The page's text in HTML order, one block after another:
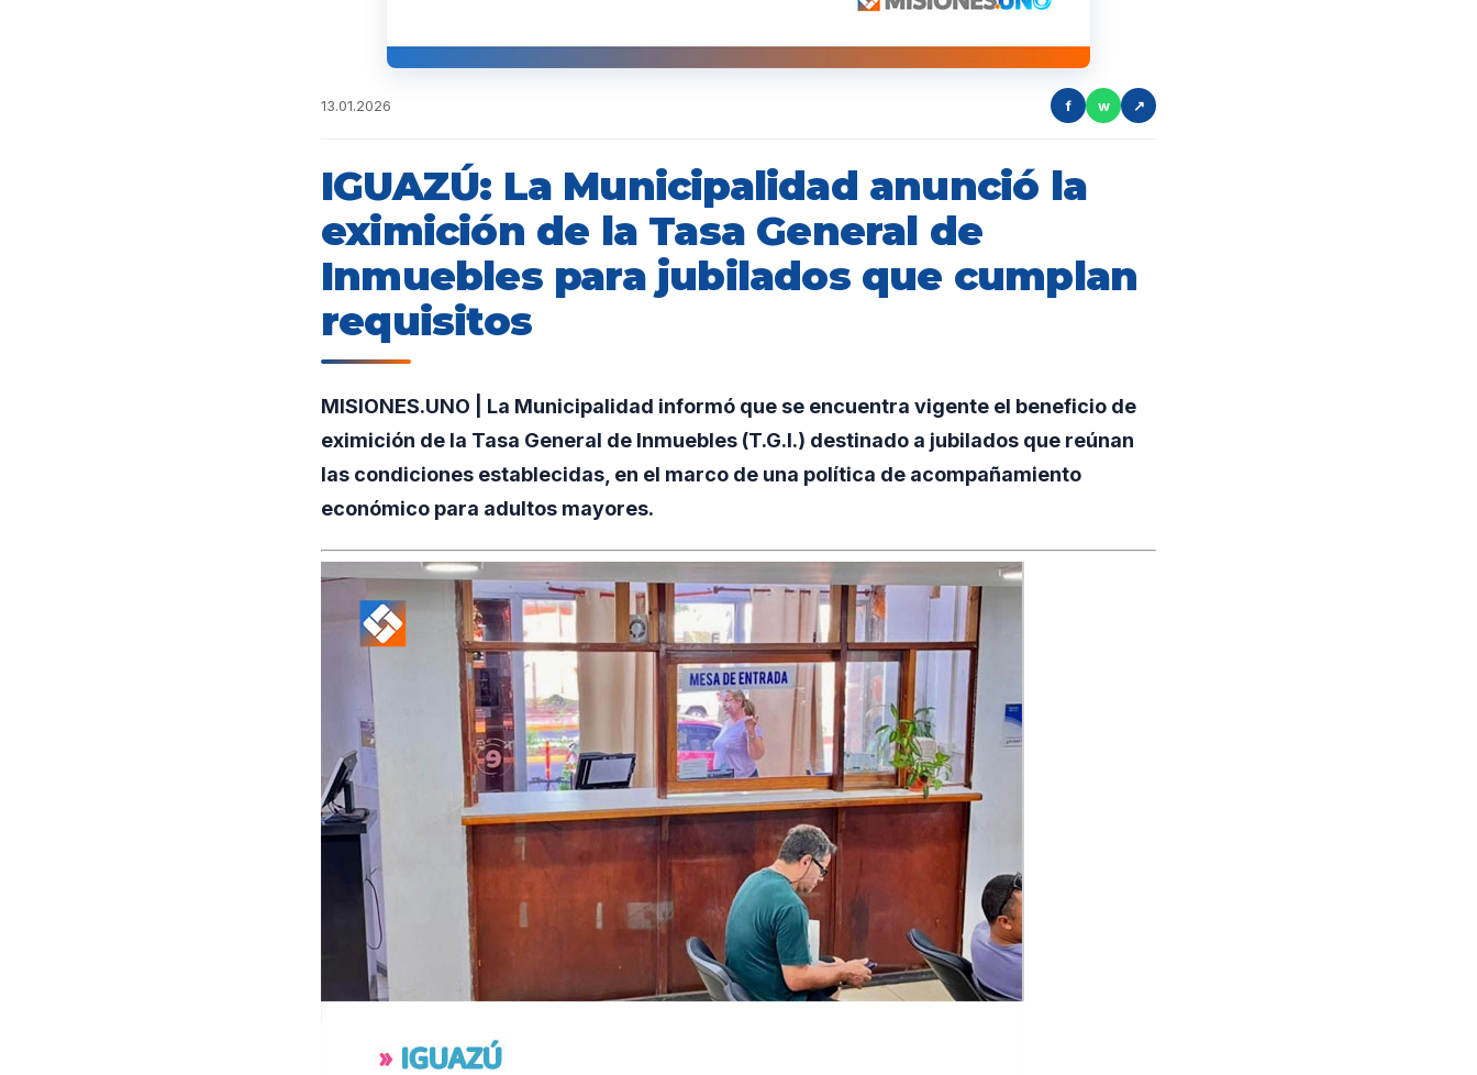
13.01.2026 f w ↗
IGUAZÚ: La Municipalidad anunció la
eximición de la Tasa General de
Inmuebles para jubilados que cumplan
requisitos
MISIONES.UNO | La Municipalidad informó que se encuentra vigente el beneficio de
eximición de la Tasa General de Inmuebles (T.G.I.) destinado a jubilados que reúnan
las condiciones establecidas, en el marco de una política de acompañamiento
económico para adultos mayores.